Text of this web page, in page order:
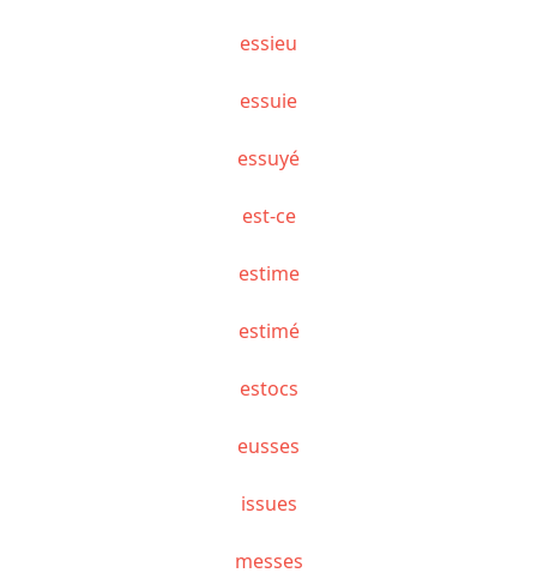
essieu
essuie
essuyé
est-ce
estime
estimé
estocs
eusses
issues
messes